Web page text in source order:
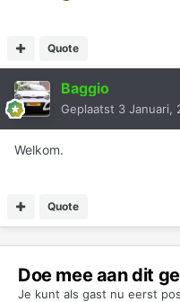
Quote
Baggio
Geplaatst 3 Januari,
Welkom.
Quote
Doe mee aan dit
Je kunt als gast nu eerst